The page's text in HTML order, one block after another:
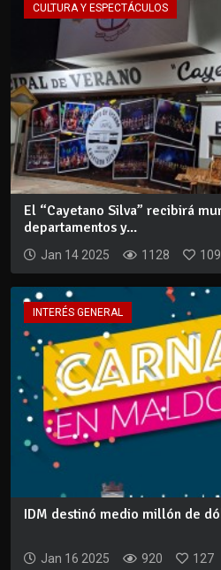
CULTURA Y ESPECTÁCULOS
El “Cayetano Silva” recibirá
departamentos y...
Jan 14 2025 1128 109
INTERÉS GENERAL
IDM destinó medio millón de
Jan 16 2025 920 127